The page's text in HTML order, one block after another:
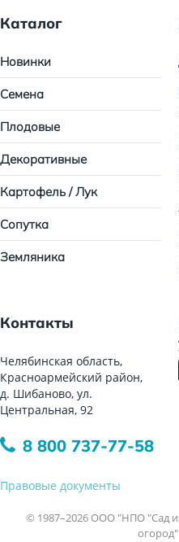
Каталог
Новинки
Семена
Плодовые
Декоративные
Картофель / Лук
Сопутка
Земляника
Контакты
Челябинская область,
Красноармейский район,
д. Шибаново, ул.
Центральная, 92
8 800 737-77-58
Правовые документы
© 1987–2026 ООО "НПО "Сад и
огород"